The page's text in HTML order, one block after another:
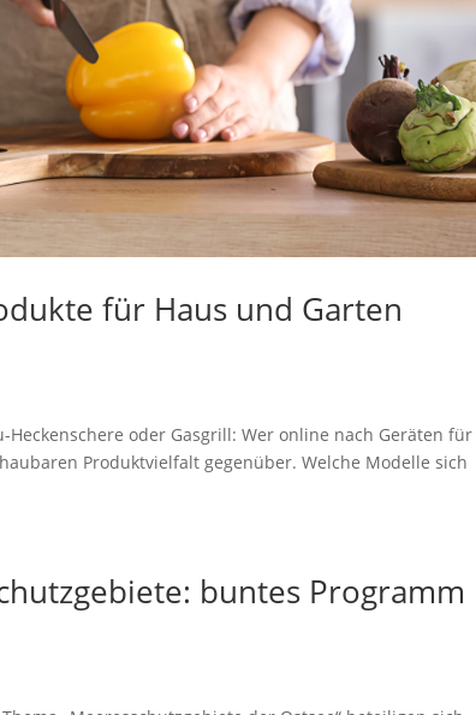
für Haus und Garten
Heckenschere oder Gasgrill: Wer online nach Geräten für
Produktvielfalt gegenüber. Welche Modelle sich
buntes Programm